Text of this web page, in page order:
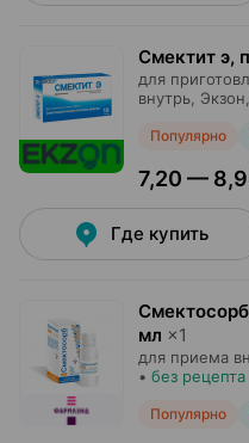
Смектит э,
для
внутрь, Экзон
Популярно
7,20 —
Где купить
мл ×1
для приема
• без рецепта
Популярно